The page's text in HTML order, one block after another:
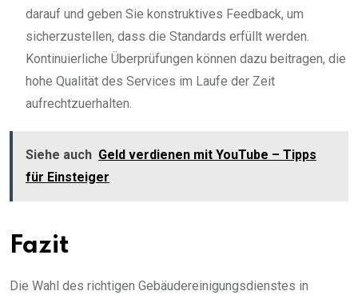
darauf und geben Sie konstruktives Feedback, um
sicherzustellen, dass die Standards erfüllt werden.
Kontinuierliche Überprüfungen können dazu beitragen, die
hohe Qualität des Services im Laufe der Zeit
aufrechtzuerhalten.
Siehe auch Geld verdienen mit YouTube – Tipps
für Einsteiger
Fazit
Die Wahl des richtigen Gebäudereinigungsdienstes in